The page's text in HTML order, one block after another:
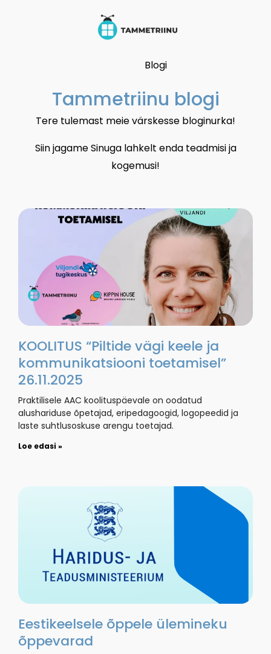
Blogi
Tammetriinu blogi
Tere tulemast meie värskesse bloginurka!
Siin jagame Sinuga lahkelt enda teadmisi ja
kogemusi!
KOOLITUS “Piltide vägi keele ja
kommunikatsiooni toetamisel”
26.11.2025
Praktilisele AAC koolituspäevale on oodatud
alushariduse õpetajad, eripedagoogid, logopeedid ja
laste suhtlusoskuse arengu toetajad.
Loe edasi »
Eestikeelsele õppele ülemineku
õppevarad